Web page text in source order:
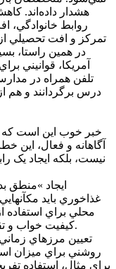
هشدار داده‌اند.
روابط
تمرکز و افت تحصيلي
در همين راستا،
آمريکا، قوانيني
تلفن همراه در
درس برگردانند و هم
خبر خوب اين است که
آگاهانه و فعال، اين
نيست، بلکه ايجاد يک
غذاخوري بايد
محلي براي استفاده
کيفيت خواب و تقويت پيوندهاي عاطفي کمک شاياني مي‌کند.
روشني براي ميزان
براي مثال، استفاده